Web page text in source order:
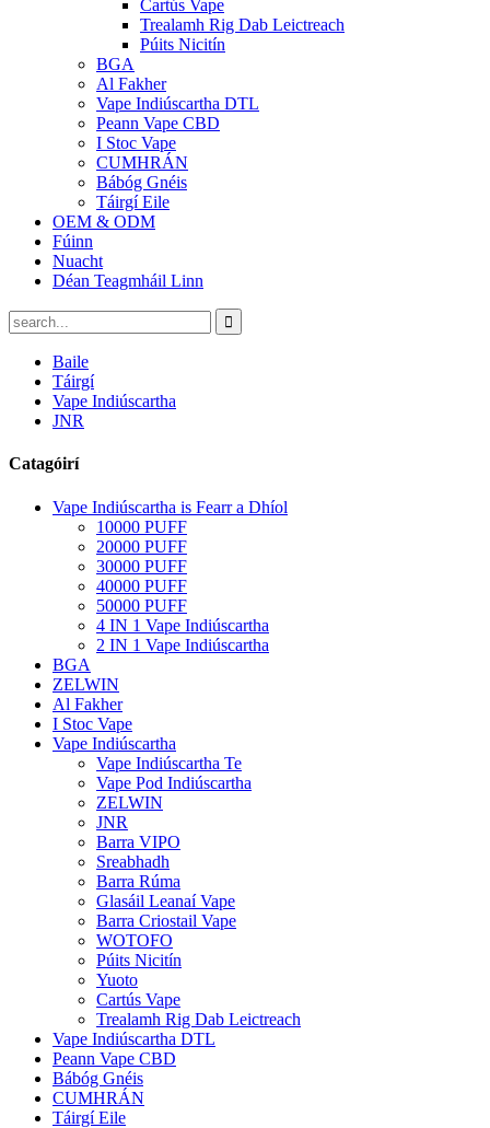
Cartús Vape
Trealamh Rig Dab Leictreach
Púits Nicitín
BGA
Al Fakher
Vape Indiúscartha DTL
Peann Vape CBD
I Stoc Vape
CUMHRÁN
Bábóg Gnéis
Táirgí Eile
OEM & ODM
Fúinn
Nuacht
Déan Teagmháil Linn
Baile
Táirgí
Vape Indiúscartha
JNR
Catagóirí
Vape Indiúscartha is Fearr a Dhíol
10000 PUFF
20000 PUFF
30000 PUFF
40000 PUFF
50000 PUFF
4 IN 1 Vape Indiúscartha
2 IN 1 Vape Indiúscartha
BGA
ZELWIN
Al Fakher
I Stoc Vape
Vape Indiúscartha
Vape Indiúscartha Te
Vape Pod Indiúscartha
ZELWIN
JNR
Barra VIPO
Sreabhadh
Barra Rúma
Glasáil Leanaí Vape
Barra Criostail Vape
WOTOFO
Púits Nicitín
Yuoto
Cartús Vape
Trealamh Rig Dab Leictreach
Vape Indiúscartha DTL
Peann Vape CBD
Bábóg Gnéis
CUMHRÁN
Táirgí Eile